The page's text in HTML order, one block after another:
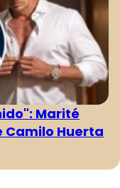
Marité
Huerta